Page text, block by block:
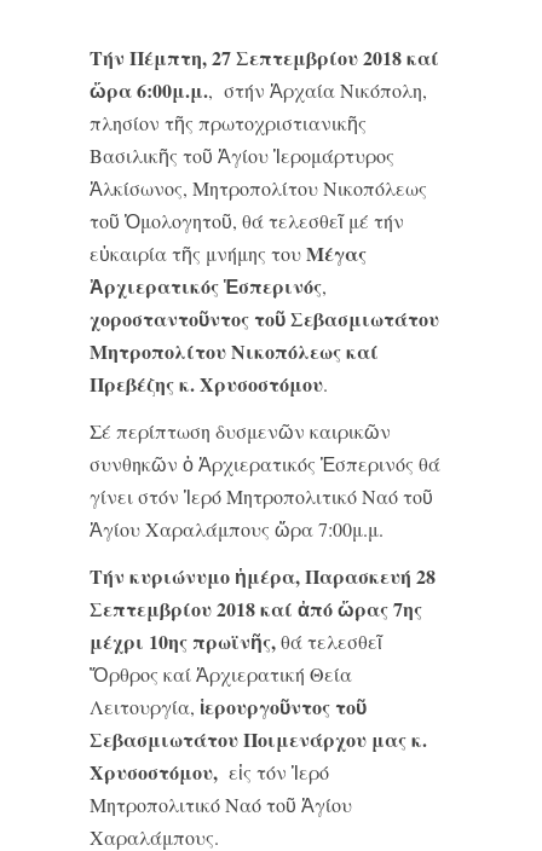
Τήν Πέμπτη, 27 Σεπτεμβρίου 2018 καί
ὥρα 6:00μ.μ., στήν Ἀρχαία Νικόπολη,
πλησίον τῆς πρωτοχριστιανικῆς
Βασιλικῆς τοῦ Ἁγίου Ἱερομάρτυρος
Ἀλκίσωνος, Μητροπολίτου Νικοπόλεως
τοῦ Ὁμολογητοῦ, θά τελεσθεῖ μέ τήν
εὐκαιρία τῆς μνήμης τουΜέγας
Ἀρχιερατικός Ἑσπερινός,
χοροσταντοῦντος τοῦ Σεβασμιωτάτου
Μητροπολίτου Νικοπόλεως καί
Πρεβέζηςκ. Χρυσοστόμου.
Σέ περίπτωση δυσμενῶν καιρικῶν
συνθηκῶν ὁ Ἀρχιερατικός Ἑσπερινός θά
γίνει στόν Ἱερό Μητροπολιτικό Ναό τοῦ
Ἁγίου Χαραλάμπους ὥρα 7:00μ.μ.
Τήν κυριώνυμο ἡμέρα, Παρασκευή 28
Σεπτεμβρίου 2018 καί ἀπό ὥρας 7ης
μέχρι 10ης πρωϊνῆς,θά τελεσθεῖ
Ὄρθρος καί Ἀρχιερατική Θεία
Λειτουργία, ἱερουργοῦντος τοῦ
Σεβασμιωτάτου Ποιμενάρχου μας κ.
Χρυσοστόμου, εἰς τόν Ἱερό
Μητροπολιτικό Ναό τοῦ Ἁγίου
Χαραλάμπους.